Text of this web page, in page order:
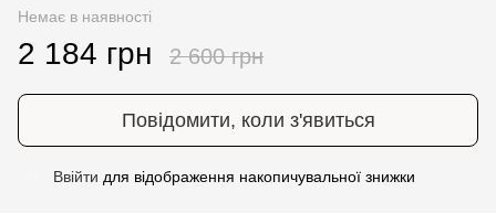
Немає в наявності
2 184 грн 2 600 грн
Повідомити, коли з'явиться
Ввійти для відображення накопичувальної знижки